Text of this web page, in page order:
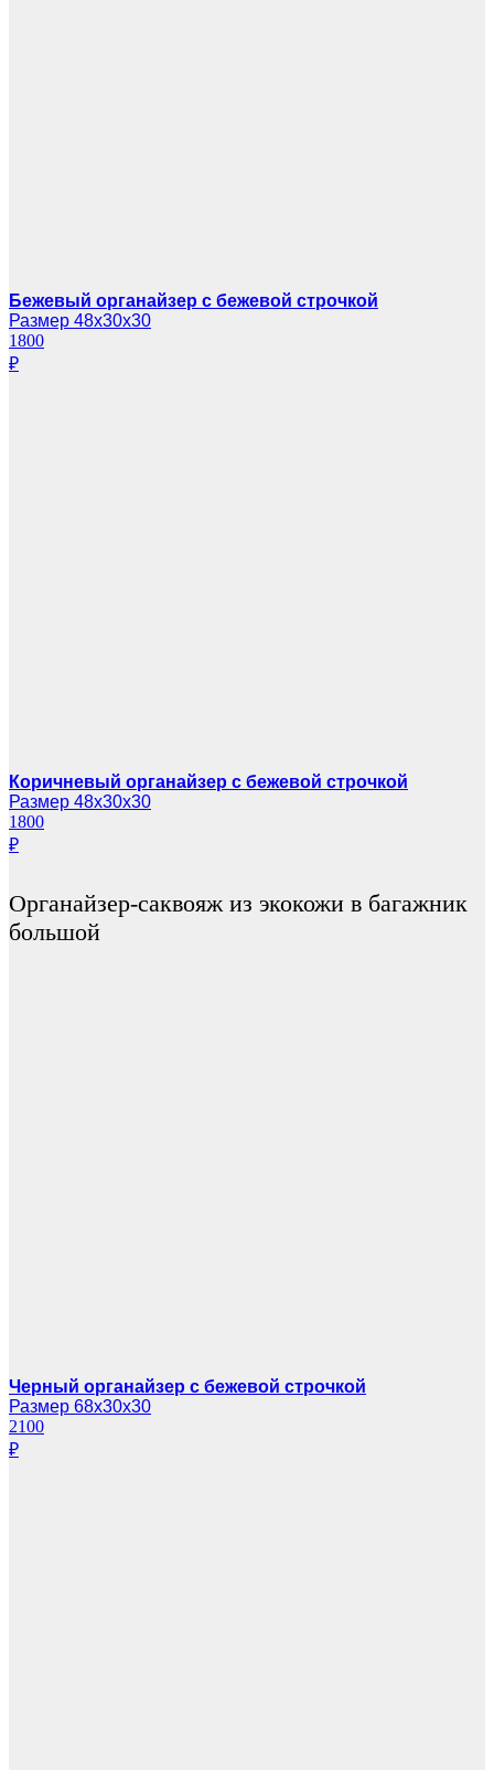
Бежевый органайзер с бежевой строчкой
Размер 48х30х30
1800
₽
Коричневый органайзер с бежевой строчкой
Размер 48х30х30
1800
₽
Органайзер-саквояж из экокожи в багажник
большой
Черный органайзер с бежевой строчкой
Размер 68х30х30
2100
₽